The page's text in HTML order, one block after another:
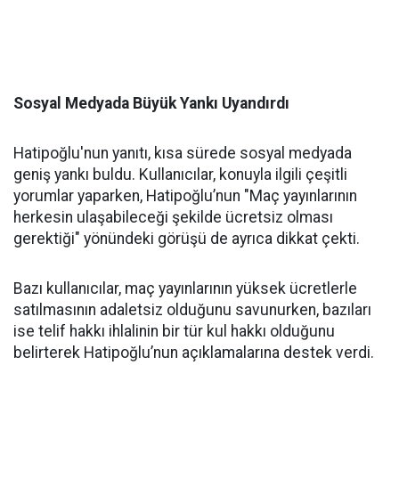
Sosyal Medyada Büyük Yankı Uyandırdı
Hatipoğlu'nun yanıtı, kısa sürede sosyal medyada
geniş yankı buldu. Kullanıcılar, konuyla ilgili çeşitli
yorumlar yaparken, Hatipoğlu’nun "Maç yayınlarının
herkesin ulaşabileceği şekilde ücretsiz olması
gerektiği" yönündeki görüşü de ayrıca dikkat çekti.
Bazı kullanıcılar, maç yayınlarının yüksek ücretlerle
satılmasının adaletsiz olduğunu savunurken, bazıları
ise telif hakkı ihlalinin bir tür kul hakkı olduğunu
belirterek Hatipoğlu’nun açıklamalarına destek verdi.